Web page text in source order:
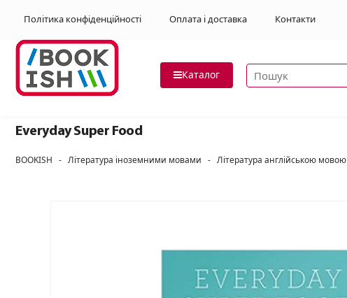
Політика конфіденційності Оплата і доставка Контакти
Каталог Пошук товарів
Everyday Super Food
BOOKISH - Література іноземними мовами - Література англійською мовою